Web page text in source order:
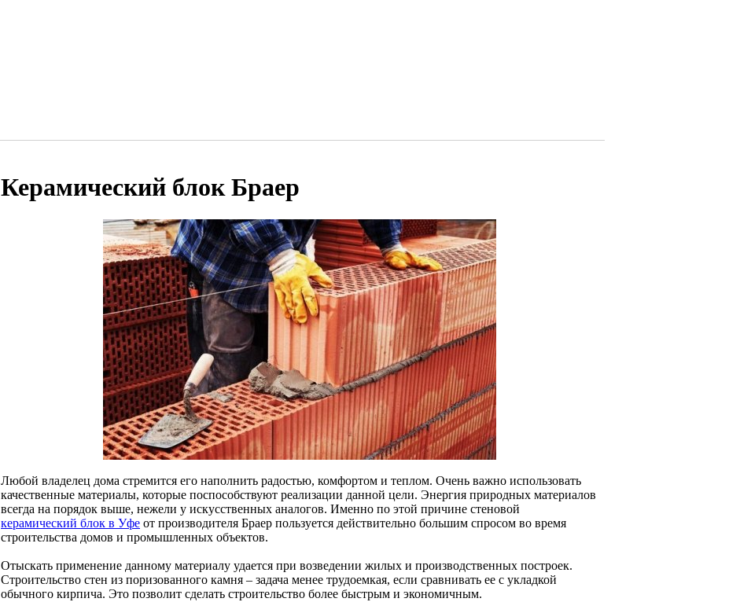
Керамический блок Браер
Любой владелец дома стремится его наполнить радостью, комфортом и теплом. Очень важно использовать
качественные материалы, которые поспособствуют реализации данной цели. Энергия природных материалов
всегда на порядок выше, нежели у искусственных аналогов. Именно по этой причине стеновой
керамический блок в Уфе от производителя Браер пользуется действительно большим спросом во время
строительства домов и промышленных объектов.
Отыскать применение данному материалу удается при возведении жилых и производственных построек.
Строительство стен из поризованного камня – задача менее трудоемкая, если сравнивать ее с укладкой
обычного кирпича. Это позволит сделать строительство более быстрым и экономичным.